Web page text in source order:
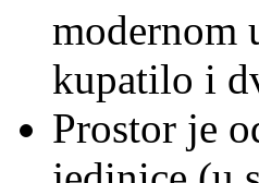
modernom
kupatilo i
Prostor je